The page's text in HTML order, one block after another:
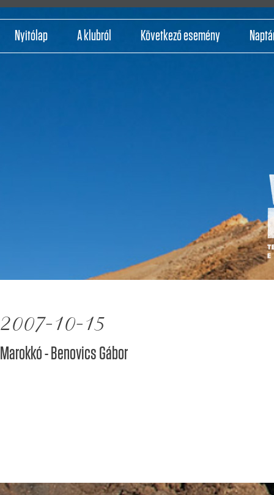
Nyitólap A klubról Következő esemény
2007-10-15
Marokkó - Benovics Gábor